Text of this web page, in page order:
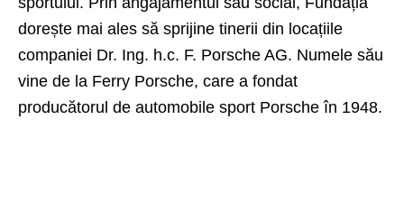
dorește mai ales să sprijine tinerii din locațiile
companiei Dr. Ing. h.c. F. Porsche AG. Numele său
vine de la Ferry Porsche, care a fondat
producătorul de automobile sport Porsche în 1948.